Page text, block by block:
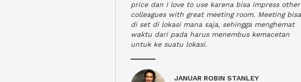
price dan I love to use karena bisa impress other
colleagues with great meeting room. Meeting bisa
di set di lokasi mana saja, sehingga menghemat
waktu dari pada harus menembus kemacetan
untuk ke suatu lokasi.
JANUAR ROBIN STANLEY